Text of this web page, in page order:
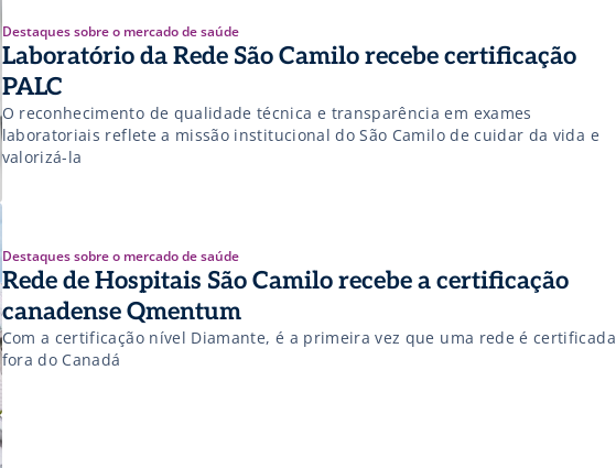
Destaques sobre o mercado de saúde
Laboratório da Rede São Camilo recebe certificação
PALC
O reconhecimento de qualidade técnica e transparência em exames
laboratoriais reflete a missão institucional do São Camilo de cuidar da vida e
valorizá-la
Destaques sobre o mercado de saúde
Rede de Hospitais São Camilo recebe a certificação
canadense Qmentum
Com a certificação nível Diamante, é a primeira vez que uma rede é certificada
fora do Canadá